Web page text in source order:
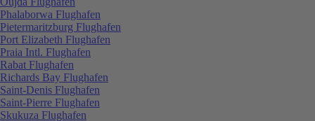
Phalaborwa Flughafen
Pietermaritzburg Flughafen
Port Elizabeth Flughafen
Praia Intl. Flughafen
Rabat Flughafen
Richards Bay Flughafen
Saint-Denis Flughafen
Saint-Pierre Flughafen
Skukuza Flughafen